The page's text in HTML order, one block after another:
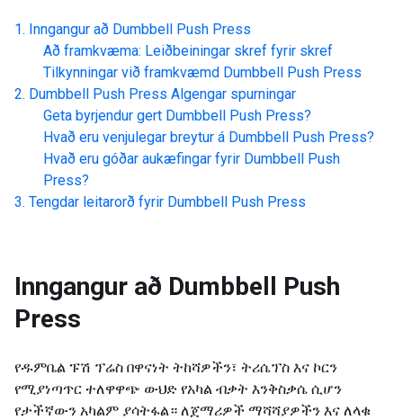
Inngangur að Dumbbell Push Press
Að framkvæma: Leiðbeiningar skref fyrir skref
Tilkynningar við framkvæmd Dumbbell Push Press
Dumbbell Push Press Algengar spurningar
Geta byrjendur gert Dumbbell Push Press?
Hvað eru venjulegar breytur á Dumbbell Push Press?
Hvað eru góðar aukæfingar fyrir Dumbbell Push
Press?
Tengdar leitarorð fyrir Dumbbell Push Press
Inngangur að Dumbbell Push
Press
የዱምቤል ፑሽ ፕሬስ በዋናነት ትከሻዎችን፣ ትሪሴፕስ እና ኮርን
የሚያነጣጥር ተለዋዋጭ ውህድ የአካል ብቃት እንቅስቃሴ ሲሆን
የታችኛውን አካልም ያሳትፋል። ለጀማሪዎች ማሻሻያዎችን እና ለላቁ